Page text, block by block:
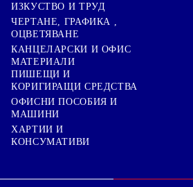
ИЗКУСТВО И ТРУД
ЧЕРТАНЕ, ГРАФИКА ,
ОЦВЕТЯВАНЕ
КАНЦЕЛАРСКИ И ОФИС
МАТЕРИАЛИ
ПИШЕЩИ И
КОРИГИРАЩИ СРЕДСТВА
ОФИСНИ ПОСОБИЯ И
МАШИНИ
ХАРТИИ И
КОНСУМАТИВИ